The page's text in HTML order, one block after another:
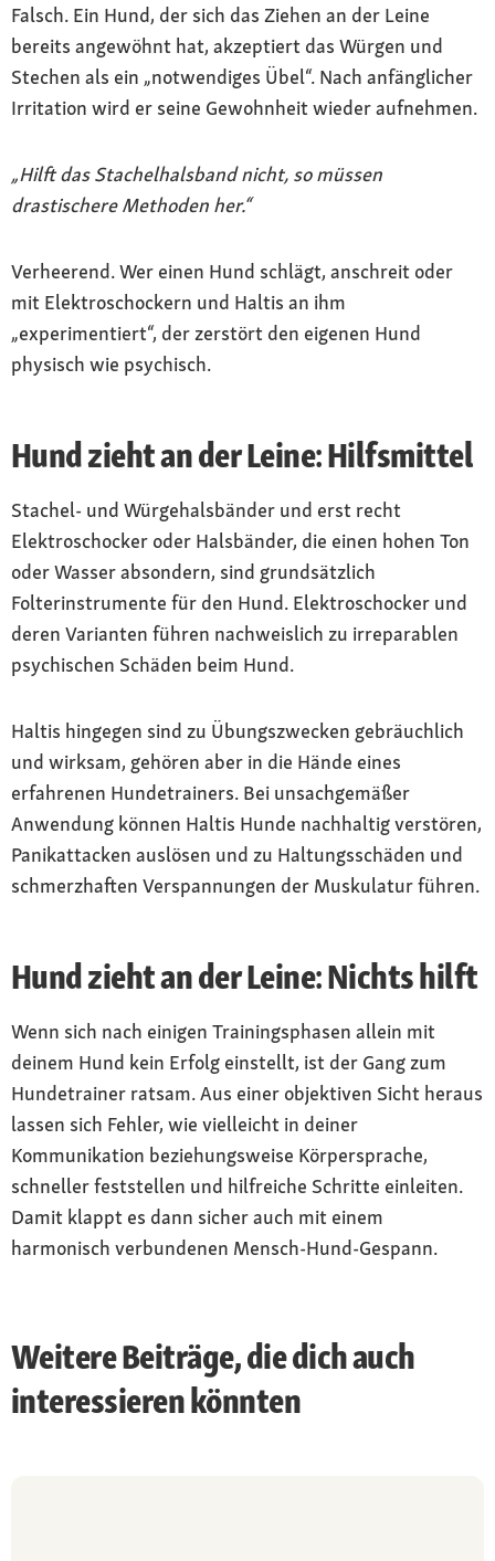
Falsch. Ein Hund, der sich das Ziehen an der Leine
bereits angewöhnt hat, akzeptiert das Würgen und
Stechen als ein „notwendiges Übel“. Nach anfänglicher
Irritation wird er seine Gewohnheit wieder aufnehmen.
„Hilft das Stachelhalsband nicht, so müssen
drastischere Methoden her.“
Verheerend. Wer einen Hund schlägt, anschreit oder
mit Elektroschockern und Haltis an ihm
„experimentiert“, der zerstört den eigenen Hund
physisch wie psychisch.
Hund zieht an der Leine: Hilfsmittel
Stachel- und Würgehalsbänder und erst recht
Elektroschocker oder Halsbänder, die einen hohen Ton
oder Wasser absondern, sind grundsätzlich
Folterinstrumente für den Hund. Elektroschocker und
deren Varianten führen nachweislich zu irreparablen
psychischen Schäden beim Hund.
Haltis hingegen sind zu Übungszwecken gebräuchlich
und wirksam, gehören aber in die Hände eines
erfahrenen Hundetrainers. Bei unsachgemäßer
Anwendung können Haltis Hunde nachhaltig verstören,
Panikattacken auslösen und zu Haltungsschäden und
schmerzhaften Verspannungen der Muskulatur führen.
Hund zieht an der Leine: Nichts hilft
Wenn sich nach einigen Trainingsphasen allein mit
deinem Hund kein Erfolg einstellt, ist der Gang zum
Hundetrainer ratsam. Aus einer objektiven Sicht heraus
lassen sich Fehler, wie vielleicht in deiner
Kommunikation beziehungsweise Körpersprache,
schneller feststellen und hilfreiche Schritte einleiten.
Damit klappt es dann sicher auch mit einem
harmonisch verbundenen Mensch-Hund-Gespann.
Weitere Beiträge, die dich auch
interessieren könnten